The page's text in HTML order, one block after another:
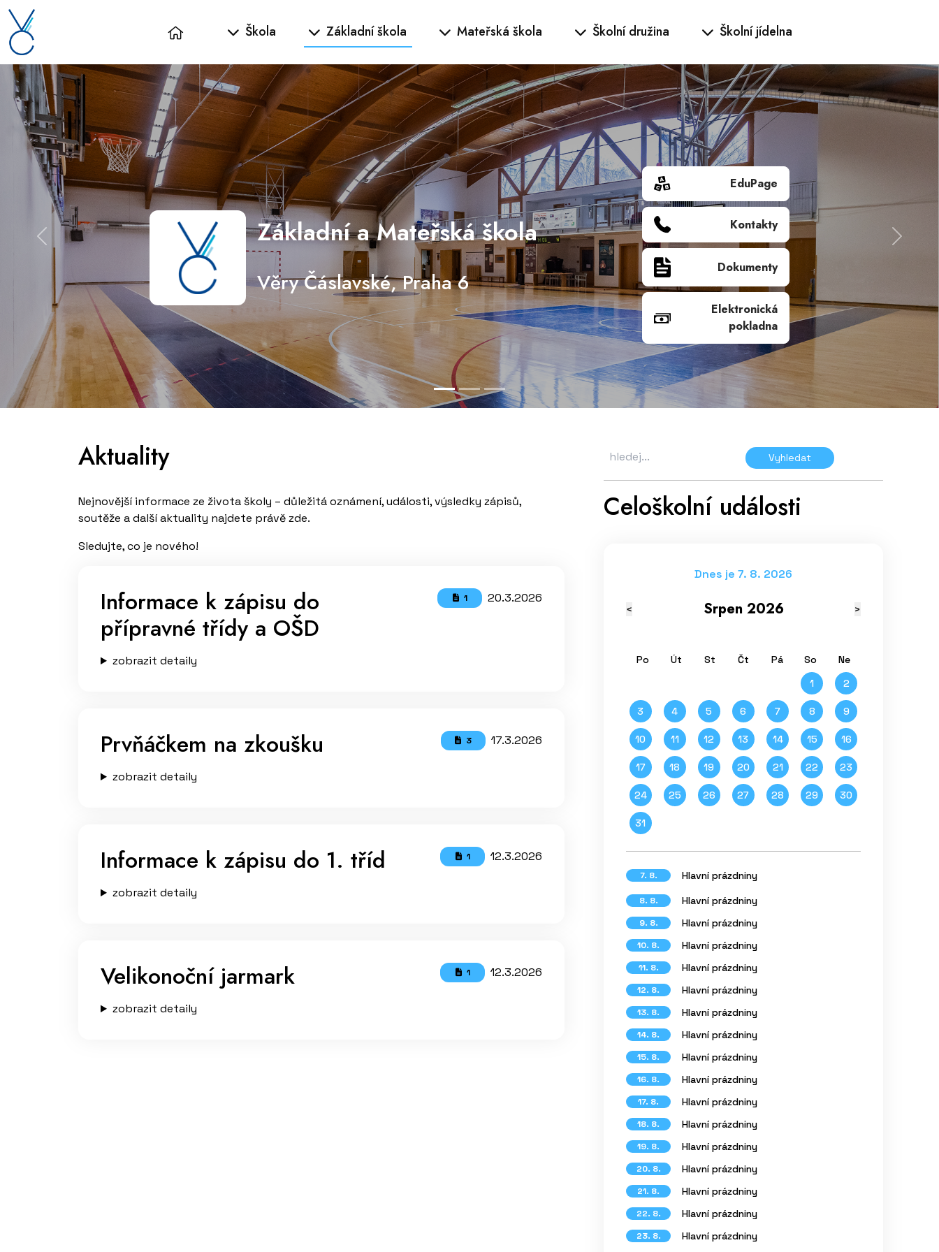
Škola Základní škola Mateřská škola Školní družina Školní jídelna
Základní a Mateřská škola
Věry Čáslavské, Praha 6
EduPage
Kontakty
Dokumenty
Elektronická
pokladna
Předchozí Další
Aktuality
Nejnovější informace ze života školy – důležitá oznámení, události, výsledky zápisů,
soutěže a další aktuality najdete právě zde.
Sledujte, co je nového!
Informace k zápisu do
přípravné třídy a OŠD
1 20.3.2026
zobrazit detaily
Prvňáčkem na zkoušku 3 17.3.2026
zobrazit detaily
Informace k zápisu do 1. tříd 1 12.3.2026
zobrazit detaily
Velikonoční jarmark 1 12.3.2026
zobrazit detaily
Vyhledat
Celoškolní události
Dnes je 7. 8. 2026
< Srpen 2026 >
Po Út St Čt Pá So
Ne
1
2
3 4 5 6 7 8 9
10 11 12 13 14 15 16
17 18 19 20 21 22 23
24 25 26 27 28 29 30
31
7. 8. Hlavní prázdniny
8. 8. Hlavní prázdniny
9. 8. Hlavní prázdniny
10. 8. Hlavní prázdniny
11. 8. Hlavní prázdniny
12. 8. Hlavní prázdniny
13. 8. Hlavní prázdniny
14. 8. Hlavní prázdniny
15. 8. Hlavní prázdniny
16. 8. Hlavní prázdniny
17. 8. Hlavní prázdniny
18. 8. Hlavní prázdniny
19. 8. Hlavní prázdniny
20. 8. Hlavní prázdniny
21. 8. Hlavní prázdniny
22. 8. Hlavní prázdniny
23. 8. Hlavní prázdniny